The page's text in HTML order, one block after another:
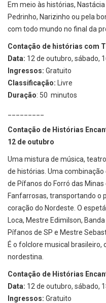
Em meio às histórias,
Pedrinho, Narizinho ou pela
com todo mundo no final da
Contação de histórias com
Data: 12 de outubro, sábado,
Ingressos: Gratuito
Classificação:
Livre
Duração: 50 minutos
Contação de Histórias
12 de outubro
Uma mistura de música,
de histórias. Uma
de Pífanos do Forró das
Fanfarrosas, transportando o
coração do Nordeste. O
Loca, Mestre Edimilson,
Pífanos de SP e Mestre
É o folclore musical brasileiro,
nordestina.
Contação de Histórias
Data: 12 de outubro, sábado,
Ingressos: Gratuito